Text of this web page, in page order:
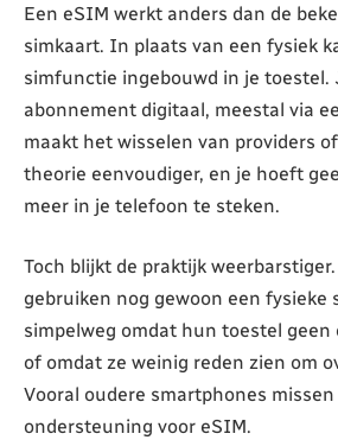
Een eSIM werkt anders dan de
simkaart. In plaats van een fysiek
simfunctie ingebouwd in je toestel.
abonnement digitaal, meestal via
maakt het wisselen van providers
theorie eenvoudiger, en je hoeft
meer in je telefoon te steken.
Toch blijkt de praktijk
gebruiken nog gewoon een fysieke
simpelweg omdat hun toestel
of omdat ze weinig reden zien om
Vooral oudere smartphones missen
ondersteuning voor eSIM.